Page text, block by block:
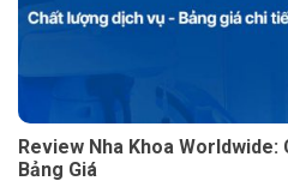
Review Nha Khoa Worldwide:
Bảng Giá